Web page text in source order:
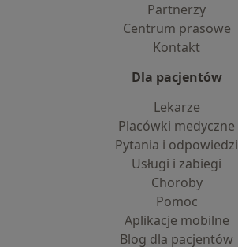
Partnerzy
Centrum prasowe
Kontakt
Dla pacjentów
Lekarze
Placówki medyczne
Pytania i odpowiedzi
Usługi i zabiegi
Choroby
Pomoc
Aplikacje mobilne
Blog dla pacjentów